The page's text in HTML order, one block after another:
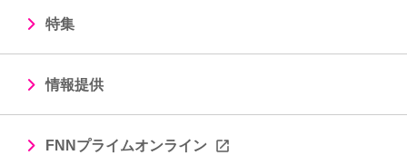
特集
情報提供
FNNプライムオンライン